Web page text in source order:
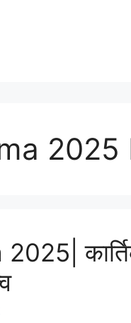
2025